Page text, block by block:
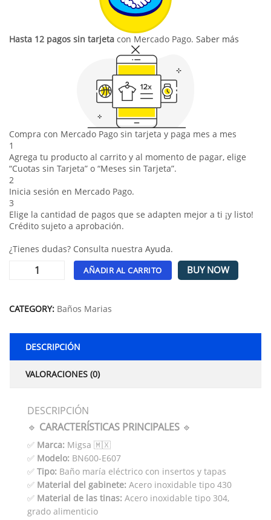
Hasta 12 pagos sin tarjeta con Mercado Pago. Saber más
Compra con Mercado Pago sin tarjeta y paga mes a mes
1
Agrega tu producto al carrito y al momento de pagar, elige
“Cuotas sin Tarjeta” o “Meses sin Tarjeta”.
2
Inicia sesión en Mercado Pago.
3
Elige la cantidad de pagos que se adapten mejor a ti ¡y listo!
Crédito sujeto a aprobación.
¿Tienes dudas? Consulta nuestra Ayuda.
AÑADIR AL CARRITO BUY NOW
CATEGORY: Baños Marias
DESCRIPCIÓN
VALORACIONES (0)
DESCRIPCIÓN
🔹 CARACTERÍSTICAS PRINCIPALES 🔹
✅ Marca: Migsa 🇲🇽
✅ Modelo: BN600-E607
✅ Tipo: Baño maría eléctrico con insertos y tapas
✅ Material del gabinete: Acero inoxidable tipo 430
✅ Material de las tinas: Acero inoxidable tipo 304,
grado alimenticio